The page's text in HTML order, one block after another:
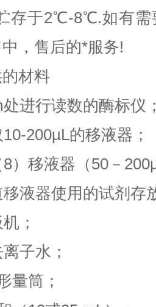
存于2℃-8℃.如有
，售后的*服务!
材料
处进行读数的酶标仪
200µL的移液器；
）移液器（50－
液器使用的试剂存
；
子水；
量筒；